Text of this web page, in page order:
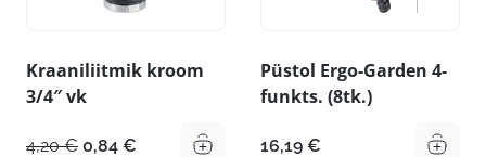
Kraaniliitmik kroom
3/4″ vk
4,20€ Algne
0,84 € Praegune
Püstol Ergo-Garden 4-
funkts. (8tk.)
16,19 €